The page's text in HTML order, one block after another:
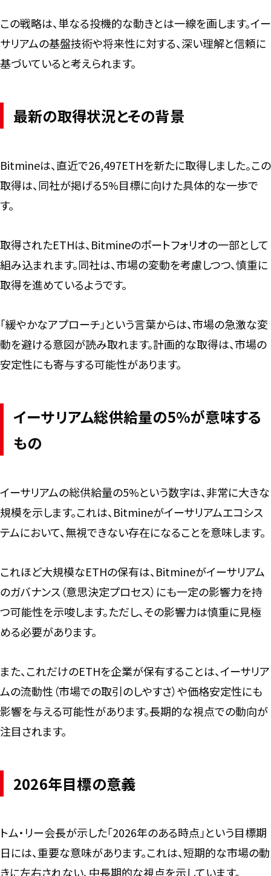
この戦略は、単なる投機的な動きとは一線を画します。イー
サリアムの基盤技術や将来性に対する、深い理解と信頼に
基づいていると考えられます。
最新の取得状況とその背景
Bitmineは、直近で26,497ETHを新たに取得しました。この
取得は、同社が掲げる5%目標に向けた具体的な一歩で
す。
取得されたETHは、Bitmineのポートフォリオの一部として
組み込まれます。同社は、市場の変動を考慮しつつ、慎重に
取得を進めているようです。
「緩やかなアプローチ」という言葉からは、市場の急激な変
動を避ける意図が読み取れます。計画的な取得は、市場の
安定性にも寄与する可能性があります。
イーサリアム総供給量の5%が意味する
もの
イーサリアムの総供給量の5%という数字は、非常に大きな
規模を示します。これは、Bitmineがイーサリアムエコシス
テムにおいて、無視できない存在になることを意味します。
これほど大規模なETHの保有は、Bitmineがイーサリアム
のガバナンス（意思決定プロセス）にも一定の影響力を持
つ可能性を示唆します。ただし、その影響力は慎重に見極
める必要があります。
また、これだけのETHを企業が保有することは、イーサリア
ムの流動性（市場での取引のしやすさ）や価格安定性にも
影響を与える可能性があります。長期的な視点での動向が
注目されます。
2026年目標の意義
トム・リー会長が示した「2026年のある時点」という目標期
日には、重要な意味があります。これは、短期的な市場の動
きに左右されない、中長期的な視点を示しています。